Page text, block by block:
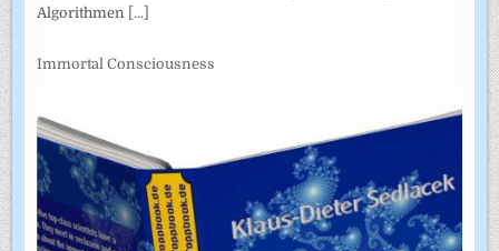
Algorithmen [...]
Immortal Consciousness